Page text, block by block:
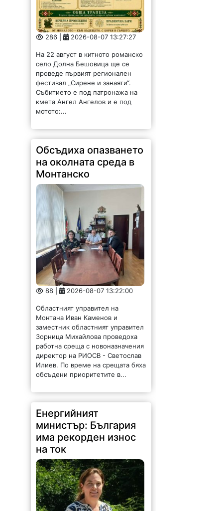
286 | 2026-08-07 13:27:27
На 22 август в китното романско
село Долна Бешовица ще се
проведе първият регионален
фестивал „Сирене и занаяти“.
Събитието е под патронажа на
кмета Ангел Ангелов и е под
мотото:...
Обсъдиха опазването
на околната среда в
Монтанско
88 | 2026-08-07 13:22:00
Областният управител на
Монтана Иван Каменов и
заместник областният управител
Зорница Михайлова проведоха
работна среща с новоназначения
директор на РИОСВ - Светослав
Илиев. По време на срещата бяха
обсъдени приоритетите в...
Енергийният
министър: България
има рекорден износ
на ток